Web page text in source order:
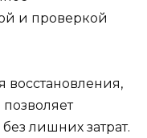
и проверкой
восстановления,
лишних затрат.